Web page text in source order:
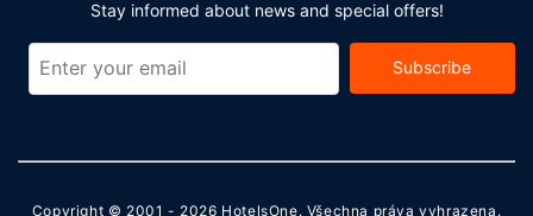
Stay informed about news and special offers!
Subscribe
Copyright © 2001 - 2026 HotelsOne. Všechna práva vyhrazena.